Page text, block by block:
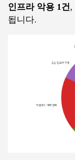
인프라 악용 1건,
됩니다.